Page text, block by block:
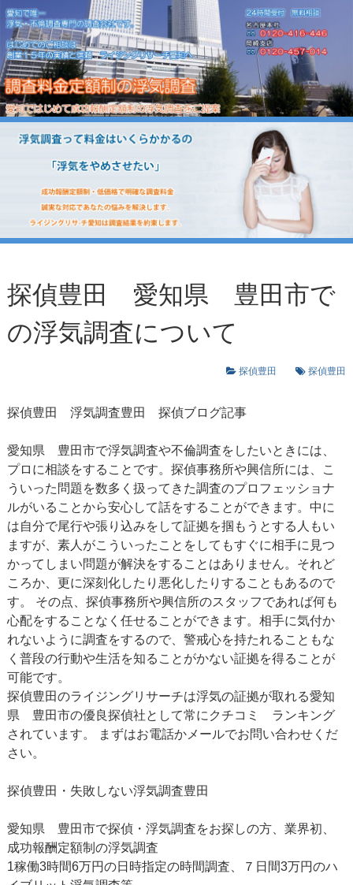
探偵豊田 愛知県 豊田市で
の浮気調査について
探偵豊田 探偵豊田
探偵豊田 浮気調査豊田 探偵ブログ記事
愛知県 豊田市で浮気調査や不倫調査をしたいときには、
プロに相談をすることです。探偵事務所や興信所には、こ
ういった問題を数多く扱ってきた調査のプロフェッショナ
ルがいることから安心して話をすることができます。中に
は自分で尾行や張り込みをして証拠を掴もうとする人もい
ますが、素人がこういったことをしてもすぐに相手に見つ
かってしまい問題が解決をすることはありません。それど
ころか、更に深刻化したり悪化したりすることもあるので
す。 その点、探偵事務所や興信所のスタッフであれば何も
心配をすることなく任せることができます。相手に気付か
れないように調査をするので、警戒心を持たれることもな
く普段の行動や生活を知ることがかない証拠を得ることが
可能です。
探偵豊田のライジングリサーチは浮気の証拠が取れる愛知
県 豊田市の優良探偵社として常にクチコミ ランキング
されています。 まずはお電話かメールでお問い合わせくだ
さい。
探偵豊田・失敗しない浮気調査豊田
愛知県 豊田市で探偵・浮気調査をお探しの方、業界初、
成功報酬定額制の浮気調査
1稼働3時間6万円の日時指定の時間調査、７日間3万円のハ